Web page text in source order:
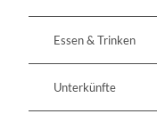
Essen & Trinken
Unterkünfte